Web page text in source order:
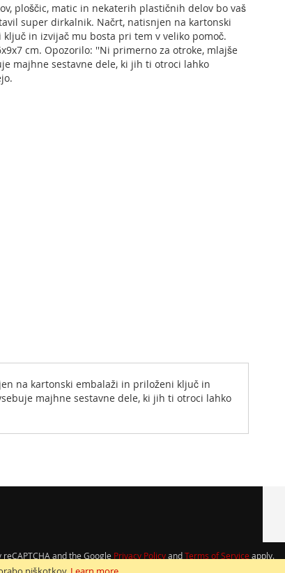
ploščic, matic in nekaterih plastičnih delov bo vaš
super dirkalnik. Načrt, natisnjen na kartonski
in izvijač mu bosta pri tem v veliko pomoč.
cm. Opozorilo: ''Ni primerno za otroke, mlajše
majhne sestavne dele, ki jih ti otroci lahko
na kartonski embalaži in priloženi ključ in
majhne sestavne dele, ki jih ti otroci lahko
and the Google Privacy PolicyandTerms of Service apply.